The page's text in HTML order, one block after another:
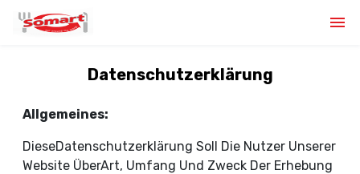
Datenschutzerklärung
Allgemeines:
DieseDatenschutzerklärung Soll Die Nutzer Unserer
Website ÜberArt, Umfang Und Zweck Der Erhebung